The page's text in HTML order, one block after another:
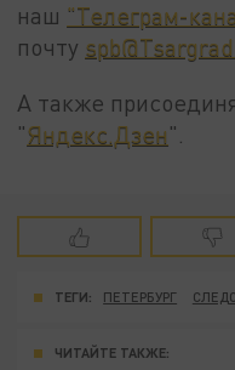
наш "Телеграм-
почту
А также
"Яндекс.Дзен".
ТЕГИ: ПЕТЕРБУРГ
ЧИТАЙТЕ ТАКЖЕ: